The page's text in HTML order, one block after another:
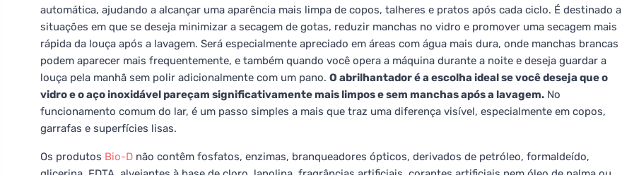
automática, ajudando a alcançar uma aparência mais limpa de copos, talheres e pratos após cada ciclo. É destinado a
situações em que se deseja minimizar a secagem de gotas, reduzir manchas no vidro e promover uma secagem mais
rápida da louça após a lavagem. Será especialmente apreciado em áreas com água mais dura, onde manchas brancas
podem aparecer mais frequentemente, e também quando você opera a máquina durante a noite e deseja guardar a
louça pela manhã sem polir adicionalmente com um pano. O abrilhantador é a escolha ideal se você deseja que o
vidro e o aço inoxidável pareçam significativamente mais limpos e sem manchas após a lavagem. No
funcionamento comum do lar, é um passo simples a mais que traz uma diferença visível, especialmente em copos,
garrafas e superfícies lisas.
Os produtos Bio-D não contêm fosfatos, enzimas, branqueadores ópticos, derivados de petróleo, formaldeído,